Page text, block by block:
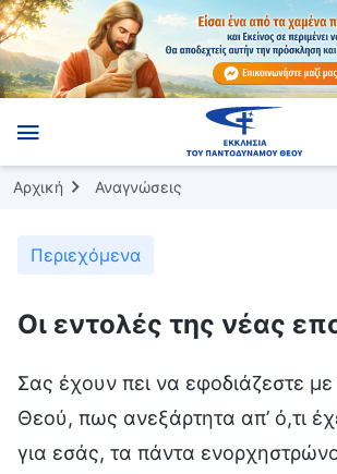
Αρχική Αναγνώσεις
Περιεχόμενα
Οι εντολές της νέας
Σας έχουν πει να εφοδιάζεστε
Θεού, πως ανεξάρτητα απ’ ό,τι
για εσάς, τα πάντα